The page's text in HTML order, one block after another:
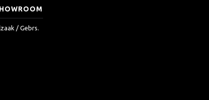
/ Gebrs.